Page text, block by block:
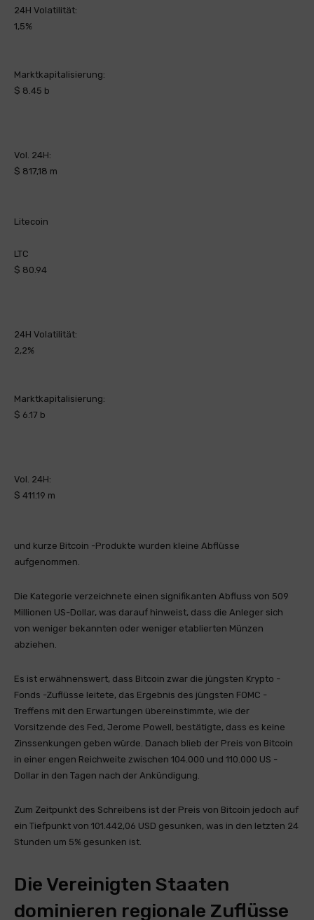
24H Volatilität:
1,5%
Marktkapitalisierung:
$ 8.45 b
Vol. 24H:
$ 817,18 m
Litecoin
LTC
$ 80.94
24H Volatilität:
2,2%
Marktkapitalisierung:
$ 6.17 b
Vol. 24H:
$ 411.19 m
und kurze Bitcoin -Produkte wurden kleine Abflüsse
aufgenommen.
Die Kategorie verzeichnete einen signifikanten Abfluss von 509
Millionen US-Dollar, was darauf hinweist, dass die Anleger sich
von weniger bekannten oder weniger etablierten Münzen
abziehen.
Es ist erwähnenswert, dass Bitcoin zwar die jüngsten Krypto -
Fonds -Zuflüsse leitete, das Ergebnis des jüngsten FOMC -
Treffens mit den Erwartungen übereinstimmte, wie der
Vorsitzende des Fed, Jerome Powell, bestätigte, dass es keine
Zinssenkungen geben würde. Danach blieb der Preis von Bitcoin
in einer engen Reichweite zwischen 104.000 und 110.000 US -
Dollar in den Tagen nach der Ankündigung.
Zum Zeitpunkt des Schreibens ist der Preis von Bitcoin jedoch auf
ein Tiefpunkt von 101.442,06 USD gesunken, was in den letzten 24
Stunden um 5% gesunken ist.
Die Vereinigten Staaten
dominieren regionale Zuflüsse